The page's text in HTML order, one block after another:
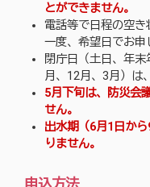
とができません。
電話等で日程の空き
一度、希望日でお申
閉庁日（土日、年
月、12月、3月）は
5月下旬は、防災会
せん。
出水期（6月1日か
りません。